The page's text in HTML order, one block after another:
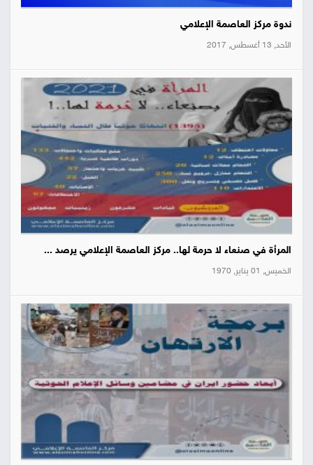
ندوة مركز العاصمة الإعلامي
الأحد, 13 أغسطس, 2017
المرأة في صنعاء لا حرمة لها.. مركز العاصمة الإعلامي يرصد ...
الخميس, 01 يناير, 1970